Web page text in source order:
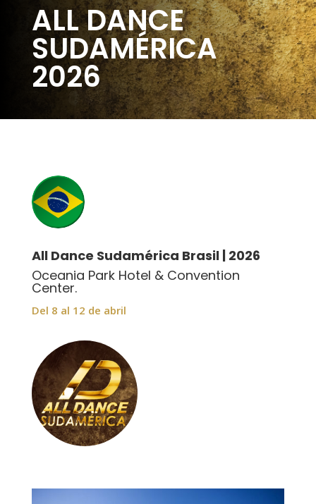
ALL DANCE
SUDAMÉRICA
2026
All Dance Sudamérica Brasil | 2026
Oceania Park Hotel & Convention
Center.
Del 8 al 12 de abril